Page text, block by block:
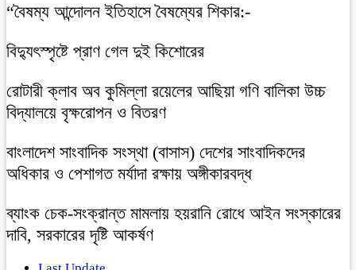
“বৈষম্য আন্দোলন ইতিহাসে বৈষম্যের শিকার:-
বিদ্যুৎস্পৃষ্টে প্রাণ গেল দুই কিশোরের
রোটারী ক্লাব অব কুমিল্লা রয়েলের আছিয়া গণি বালিকা উচ্চ
বিদ্যালয়ে বৃক্ষরোপন ও বিতরণ
বাংলাদেশ সাংবাদিক সংস্থা (বাসাস) দেশের সাংবাদিকদের
অধিকার ও পেশাগত মর্যাদা রক্ষায় অঙ্গীকারবদ্ধ
ব্যাংক চেক-সংক্রান্ত মামলায় হয়রানি রোধে আইন সংস্কারের
দাবি, সরকারের দৃষ্টি আকর্ষণ